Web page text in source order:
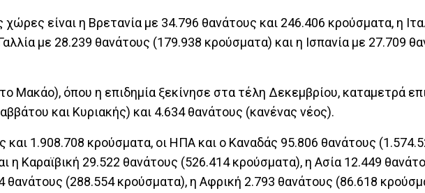
είναι η Βρετανία με 34.796 θανάτους και 246.406 κρούσματα, η
με 28.239 θανάτους (179.938 κρούσματα) και η Ισπανία με 27.709
Μακάο), όπου η επιδημία ξεκίνησε στα τέλη Δεκεμβρίου, καταμετρά
και Κυριακής) και 4.634 θανάτους (κανένας νέος).
1.908.708 κρούσματα, οι ΗΠΑ και ο Καναδάς 95.806 θανάτους
η Καραϊβική 29.522 θανάτους (526.414 κρούσματα), η Ασία 12.449
(288.554 κρούσματα), η Αφρική 2.793 θανάτους (86.618